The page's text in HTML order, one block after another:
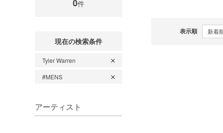
0件
現在の検索条件
Tyler Warren
#MENS
アーティスト
表示順